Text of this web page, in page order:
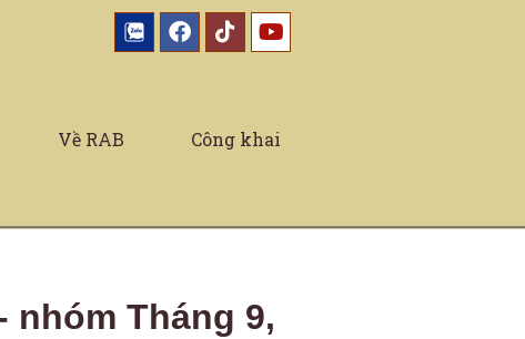
Về RAB Công khai
Tháng 9,